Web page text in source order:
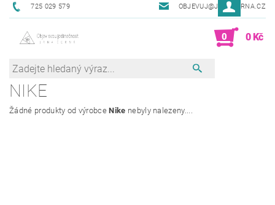
725 029 579 OBJEVUJ@JANACERNA.CZ
0 0 Kč
NIKE
Žádné produkty od výrobceNike nebyly nalezeny....